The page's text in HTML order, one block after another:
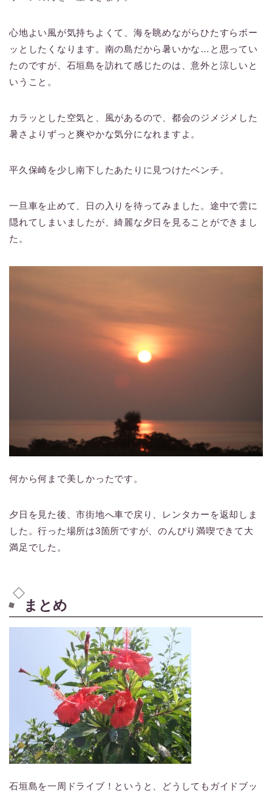
心地よい風が気持ちよくて、海を眺めながらひたすらボー
ッとしたくなります。南の島だから暑いかな…と思ってい
たのですが、石垣島を訪れて感じたのは、意外と涼しいと
いうこと。
カラッとした空気と、風があるので、都会のジメジメした
暑さよりずっと爽やかな気分になれますよ。
平久保崎を少し南下したあたりに見つけたベンチ。
一旦車を止めて、日の入りを待ってみました。途中で雲に
隠れてしまいましたが、綺麗な夕日を見ることができまし
た。
何から何まで美しかったです。
夕日を見た後、市街地へ車で戻り、レンタカーを返却しま
した。行った場所は3箇所ですが、のんびり満喫できて大
満足でした。
まとめ
石垣島を一周ドライブ！というと、どうしてもガイドブッ